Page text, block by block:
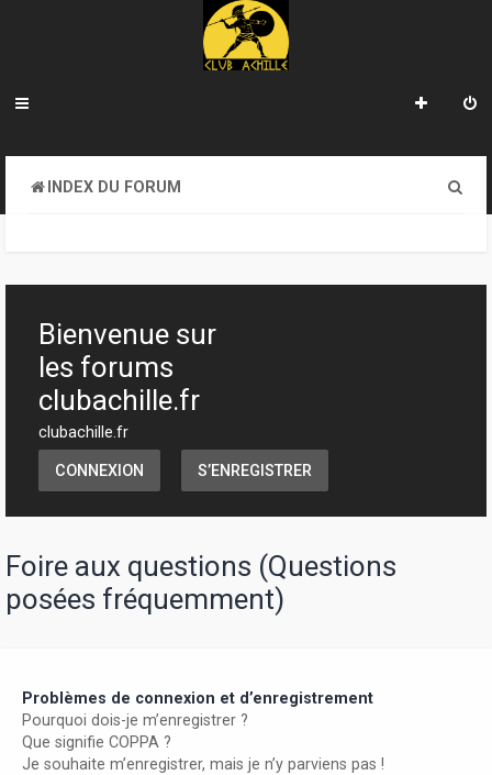
INDEX DU FORUM
h
Bienvenue sur
les forums
clubachille.fr
clubachille.fr
CONNEXION S’ENREGISTRER
Foire aux questions (Questions
posées fréquemment)
Problèmes de connexion et d’enregistrement
Pourquoi dois-je m’enregistrer ?
Que signifie COPPA ?
Je souhaite m’enregistrer, mais je n’y parviens pas !